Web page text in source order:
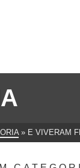
» E VIVERAM